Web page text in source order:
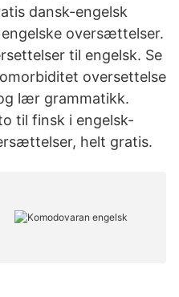
dansk-engelsk
oversættelser.
til engelsk. Se
oversettelse
lær grammatikk.
til finsk i engelsk-
helt gratis.